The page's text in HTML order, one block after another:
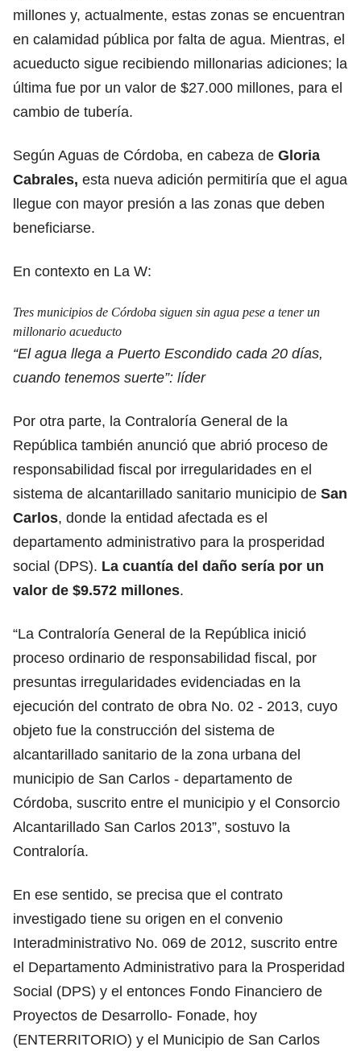
millones y, actualmente, estas zonas se encuentran
en calamidad pública por falta de agua. Mientras, el
acueducto sigue recibiendo millonarias adiciones; la
última fue por un valor de $27.000 millones, para el
cambio de tubería.
Según Aguas de Córdoba, en cabeza de Gloria
Cabrales, esta nueva adición permitiría que el agua
llegue con mayor presión a las zonas que deben
beneficiarse.
En contexto en La W:
Tres municipios de Córdoba siguen sin agua pese a tener un
millonario acueducto
“El agua llega a Puerto Escondido cada 20 días,
cuando tenemos suerte”: líder
Por otra parte, la Contraloría General de la
República también anunció que abrió proceso de
responsabilidad fiscal por irregularidades en el
sistema de alcantarillado sanitario municipio de San
Carlos, donde la entidad afectada es el
departamento administrativo para la prosperidad
social (DPS). La cuantía del daño sería por un
valor de $9.572 millones.
“La Contraloría General de la República inició
proceso ordinario de responsabilidad fiscal, por
presuntas irregularidades evidenciadas en la
ejecución del contrato de obra No. 02 - 2013, cuyo
objeto fue la construcción del sistema de
alcantarillado sanitario de la zona urbana del
municipio de San Carlos - departamento de
Córdoba, suscrito entre el municipio y el Consorcio
Alcantarillado San Carlos 2013”, sostuvo la
Contraloría.
En ese sentido, se precisa que el contrato
investigado tiene su origen en el convenio
Interadministrativo No. 069 de 2012, suscrito entre
el Departamento Administrativo para la Prosperidad
Social (DPS) y el entonces Fondo Financiero de
Proyectos de Desarrollo- Fonade, hoy
(ENTERRITORIO) y el Municipio de San Carlos